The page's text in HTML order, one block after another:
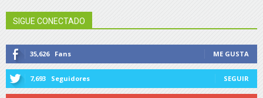
SIGUE CONECTADO
35,626 Fans ME GUSTA
7,693 Seguidores SEGUIR